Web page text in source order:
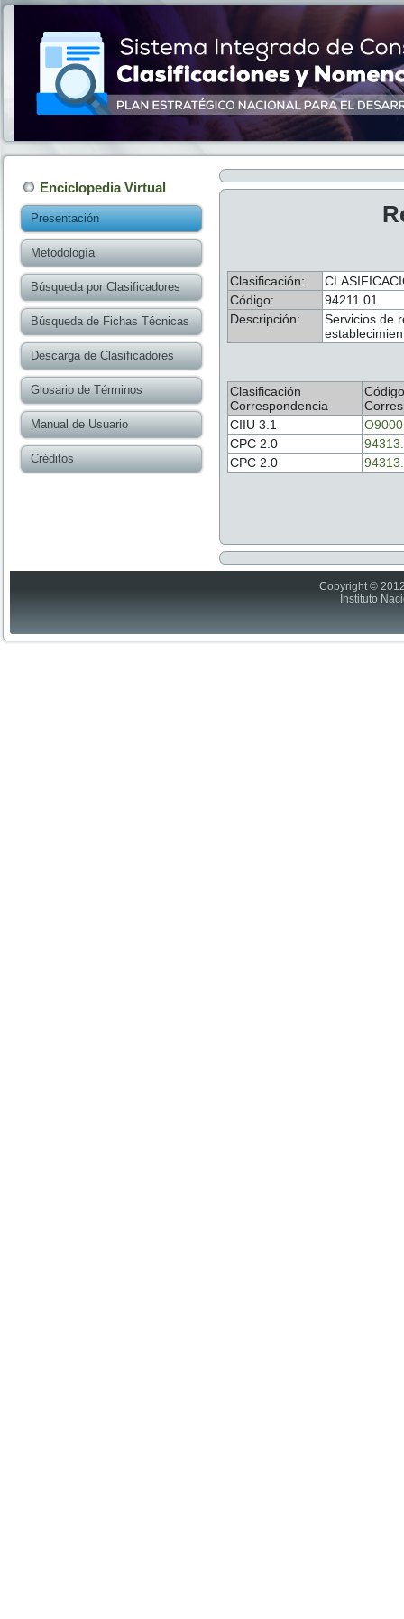
Enciclopedia Virtual
Presentación
Metodología
Búsqueda por Clasificadores
Búsqueda de Fichas Técnicas
Descarga de Clasificadores
Glosario de Términos
Manual de Usuario
Créditos
Clasificación:
Código:
94211.01
Descripción:
Servicios de
Clasificación
Correspondencia
Código
CIIU 3.1
O9000
CPC 2.0
CPC 2.0
Copyright ©
Instituto